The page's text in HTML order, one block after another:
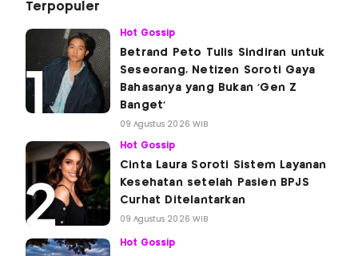
Terpopuler
Hot Gossip
Betrand Peto Tulis Sindiran untuk
Seseorang, Netizen Soroti Gaya
Bahasanya yang Bukan 'Gen Z
Banget'
09 Agustus 2026 WIB
Hot Gossip
Cinta Laura Soroti Sistem Layanan
Kesehatan setelah Pasien BPJS
Curhat Ditelantarkan
09 Agustus 2026 WIB
Hot Gossip